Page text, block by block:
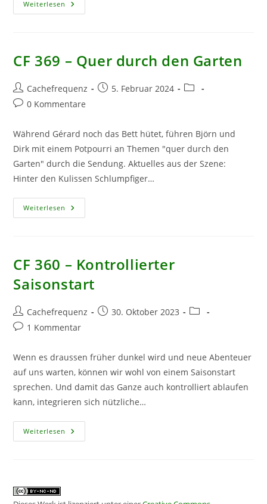
Weiterlesen CF
388
Sommerloch
CF 369 – Quer durch den Garten
Beitrags-
Autor:
Cachefrequenz
Beitrag5. Februar 2024
Beitrags-
Beitrags-
0 Kommentare
Während Gérard noch das Bett hütet, führen Björn und
Dirk mit einem Potpourri an Themen "quer durch den
Garten" durch die Sendung. Aktuelles aus der Szene:
Hinter den Kulissen Schlumpfiger…
Weiterlesen CF
369
Garten
CF 360 – Kontrollierter
Saisonstart
Beitrags-
Autor:
Cachefrequenz
Beitrag30. Oktober 2023
Beitrags-
Beitrags-
1 Kommentar
Wenn es draussen früher dunkel wird und neue Abenteuer
auf uns warten, können wir wohl von einem Saisonstart
sprechen. Und damit das Ganze auch kontrolliert ablaufen
kann, integrieren sich nützliche…
Weiterlesen CF
360